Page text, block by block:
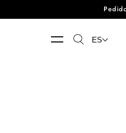
Ir directamente al
ES